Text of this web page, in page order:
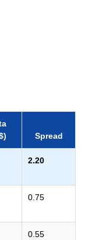
Spread
2.20
0.75
0.55